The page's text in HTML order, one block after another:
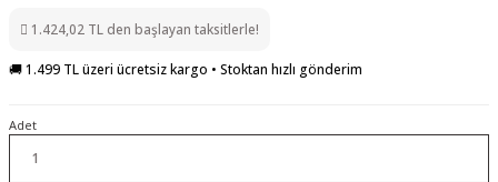
1.424,02 TL den başlayan taksitlerle!
🚚 1.499 TL üzeri ücretsiz kargo • Stoktan hızlı gönderim
Adet